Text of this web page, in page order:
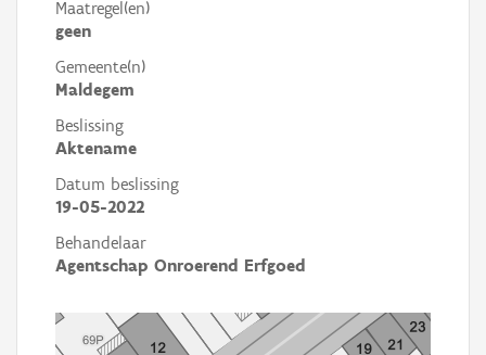
Maatregel(en)
geen
Gemeente(n)
Maldegem
Beslissing
Aktename
Datum beslissing
19-05-2022
Behandelaar
Agentschap Onroerend Erfgoed